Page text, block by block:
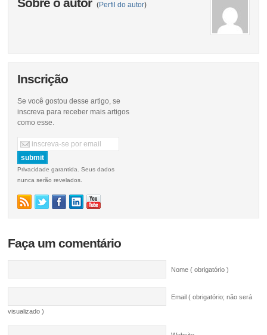
Sobre o autor (Perfil do autor)
Inscrição
Se você gostou desse artigo, se
inscreva para receber mais artigos
como esse.
Privacidade garantida. Seus dados
nunca serão revelados.
Faça um comentário
Nome ( obrigatório )
Email ( obrigatório; não será
visualizado )